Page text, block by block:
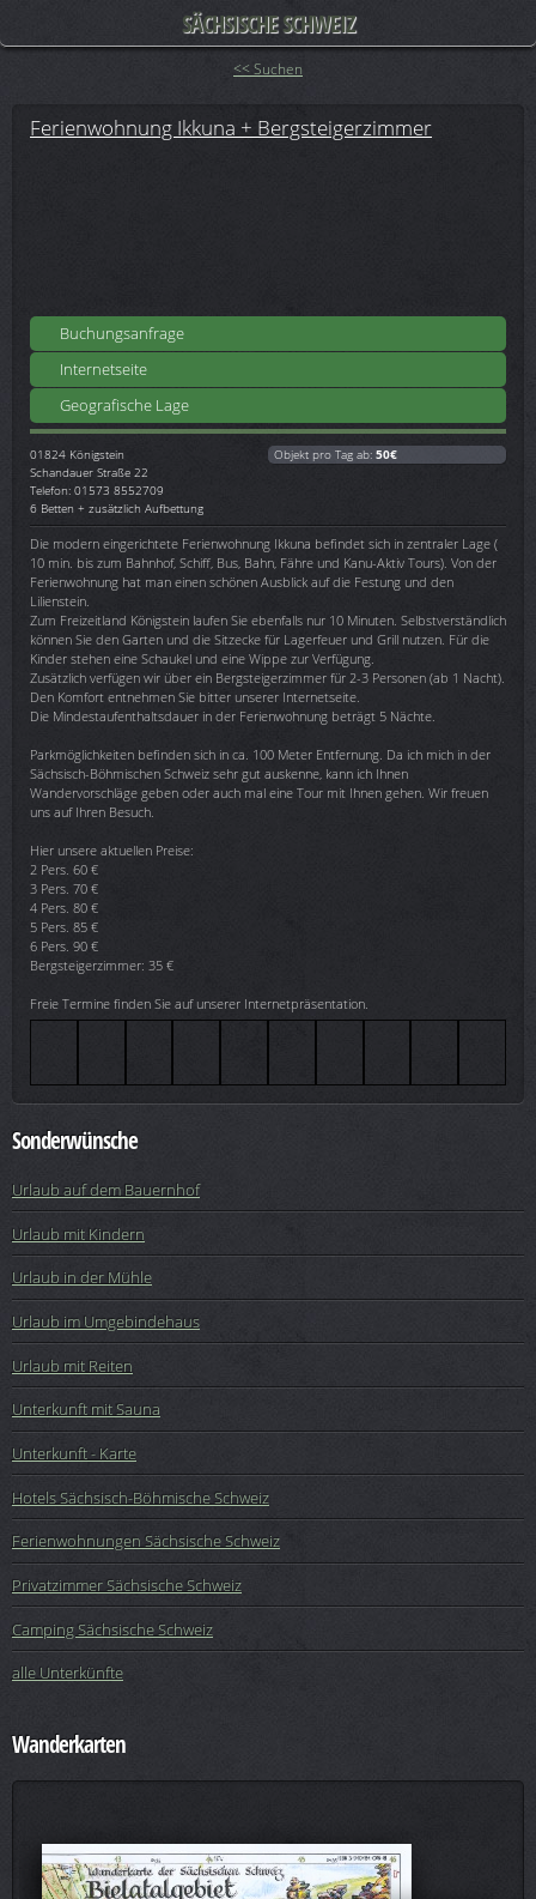
SÄCHSISCHE SCHWEIZ
<< Suchen
Ferienwohnung Ikkuna + Bergsteigerzimmer
Buchungsanfrage
Internetseite
Geografische Lage
01824 Königstein
Schandauer Straße 22
Telefon: 01573 8552709
6 Betten + zusätzlich Aufbettung
Objekt pro Tag ab: 50€
Die modern eingerichtete Ferienwohnung Ikkuna befindet sich in zentraler Lage (
10 min. bis zum Bahnhof, Schiff, Bus, Bahn, Fähre und Kanu-Aktiv Tours). Von der
Ferienwohnung hat man einen schönen Ausblick auf die Festung und den
Lilienstein.
Zum Freizeitland Königstein laufen Sie ebenfalls nur 10 Minuten. Selbstverständlich
können Sie den Garten und die Sitzecke für Lagerfeuer und Grill nutzen. Für die
Kinder stehen eine Schaukel und eine Wippe zur Verfügung.
Zusätzlich verfügen wir über ein Bergsteigerzimmer für 2-3 Personen (ab 1 Nacht).
Den Komfort entnehmen Sie bitter unserer Internetseite.
Die Mindestaufenthaltsdauer in der Ferienwohnung beträgt 5 Nächte.
Parkmöglichkeiten befinden sich in ca. 100 Meter Entfernung. Da ich mich in der
Sächsisch-Böhmischen Schweiz sehr gut auskenne, kann ich Ihnen
Wandervorschläge geben oder auch mal eine Tour mit Ihnen gehen. Wir freuen
uns auf Ihren Besuch.
Hier unsere aktuellen Preise:
2 Pers. 60 €
3 Pers. 70 €
4 Pers. 80 €
5 Pers. 85 €
6 Pers. 90 €
Bergsteigerzimmer: 35 €
Freie Termine finden Sie auf unserer Internetpräsentation.
Sonderwünsche
Urlaub auf dem Bauernhof
Urlaub mit Kindern
Urlaub in der Mühle
Urlaub im Umgebindehaus
Urlaub mit Reiten
Unterkunft mit Sauna
Unterkunft - Karte
Hotels Sächsisch-Böhmische Schweiz
Ferienwohnungen Sächsische Schweiz
Privatzimmer Sächsische Schweiz
Camping Sächsische Schweiz
alle Unterkünfte
Wanderkarten